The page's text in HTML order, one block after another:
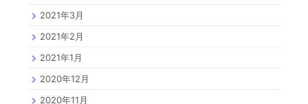
2021年3月
2021年2月
2021年1月
2020年12月
2020年11月